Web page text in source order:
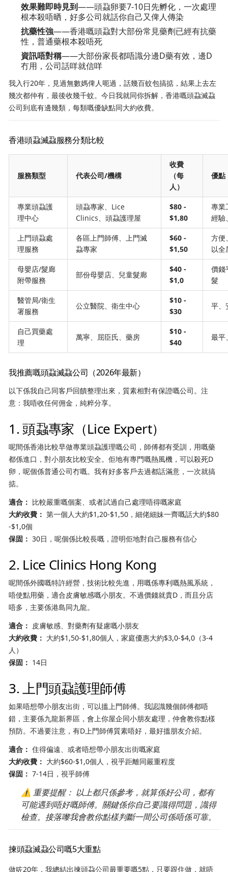
效果難即時見到——頭蝨卵要7-10日先孵化，一次處理
根本殺唔晒，好多公司就話你自己又俾人傳染
抗藥性強——香港嘅頭蝨對大部份常見藥劑已經有抗藥
性，普通藥根本殺唔死
資訊唔對稱——大部份家長都唔識分邊D藥有效，邊D
冇用，公司話咩就信咩
我入行20年，見過無數媽俾人呃過，話幾百蚊包搞掂，結果上去左
幾次都仲有，最後收幾千蚊。今日我就同你拆解，香港嘅頭蝨滅蝨
公司到底有邊幾類，每類嘅優缺點同大約收費。
香港頭蝨滅蝨服務分類比較
服務類型 代表公司/機構
收費
（每
人）
優點
專業頭蝨護
理中心
頭蝨專家、Lice
Clinics、頭蝨護理屋
$80 -
$1,80
專業
經驗
上門頭蝨處
理服務
各區上門師傅、上門滅
蝨專家
$60 -
$1,50
方便
以全
母嬰店/髮廊
附帶服務
部份母嬰店、兒童髮廊
$40 -
$1,0
價錢
髮
醫管局/衛生
署服務
公立醫院、衛生中心
$10 -
$30
平、
自己買藥處
理
萬寧、屈臣氏、藥房
$10 -
$40
最平
我推薦嘅頭蝨滅蝨公司（2026年最新）
以下係我自己同客戶回饋整理出來，質素相對有保證嘅公司。注
意：我唔收任何佣金，純粹分享。
1. 頭蝨專家（Lice Expert）
呢間係香港比較早做專業頭蝨護理嘅公司，師傅都有受訓，用嘅藥
都係進口，對小朋友比較安全。佢地有專門嘅熱風機，可以殺死D
卵，呢個係普通公司冇嘅。我有好多客戶去過都話滿意，一次就搞
掂。
適合： 比較嚴重嘅個案、或者試過自己處理唔得嘅家庭
大約收費： 第一個人大約$1,20-$1,50，細佬細妹一齊嘅話大約$80
-$1,0個
保固： 30日，呢個係比較長嘅，證明佢地對自己服務有信心
2. Lice Clinics Hong Kong
呢間係外國嘅特許經營，技術比較先進，用嘅係專利嘅熱風系統，
唔使點用藥，適合皮膚敏感嘅小朋友。不過價錢就貴D，而且分店
唔多，主要係港島同九龍。
適合： 皮膚敏感、對藥劑有疑慮嘅小朋友
大約收費： 大約$1,50-$1,80個人，家庭優惠大約$3,0-$4,0（3-4
人）
保固： 14日
3. 上門頭蝨護理師傅
如果唔想帶小朋友出街，可以搵上門師傅。我認識幾個師傅都唔
錯，主要係九龍新界區，會上你屋企同小朋友處理，仲會教你點樣
預防。不過要注意，有D上門師傅質素唔好，最好搵朋友介紹。
適合： 住得偏遠、或者唔想帶小朋友出街嘅家庭
大約收費： 大約$60-$1,0個人，視乎距離同嚴重程度
保固： 7-14日，視乎師傅
⚠️ 重要提醒： 以上都只係參考，就算係好公司，都有
可能遇到唔好嘅師傅。關鍵係你自己要識得問題，識得
檢查。接落嚟我會教你點樣判斷一間公司係唔係可靠。
揀頭蝨滅蝨公司嘅5大重點
做咗20年，我總結出揀頭蝨公司最重要嘅5點，只要跟住做，就唔